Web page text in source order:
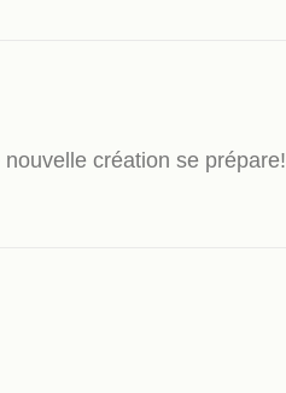
création se prépare!